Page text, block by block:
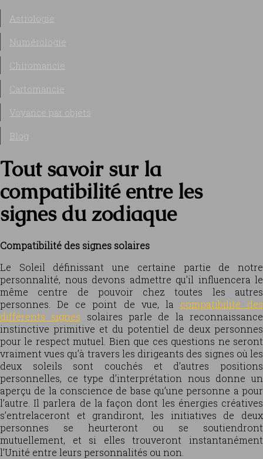
Astrologie
Numérologie
Chiromancie
Cartomancie
Voyance par objets
Blog
Tout savoir sur la
compatibilité entre les
signes du zodiaque
Compatibilité des signes solaires
Le Soleil définissant une certaine partie de notre
personnalité, nous devons admettre qu’il influencera le
même centre de pouvoir chez toutes les autres
personnes. De ce point de vue, la compatibilité des
différents signes solaires parle de la reconnaissance
instinctive primitive et du potentiel de deux personnes
pour le respect mutuel. Bien que ces questions ne seront
vraiment vues qu’à travers les dirigeants des signes où les
deux soleils sont couchés et d’autres positions
personnelles, ce type d’interprétation nous donne un
aperçu de la conscience de base qu’une personne a pour
l’autre. Il parlera de la façon dont les énergies créatives
s’entrelaceront et grandiront, les initiatives de deux
personnes se heurteront ou se soutiendront
mutuellement, et si elles trouveront instantanément
l’Unité entre leurs personnalités ou non.